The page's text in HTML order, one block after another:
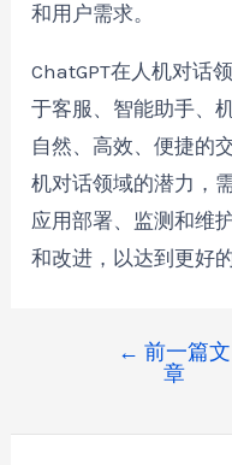
和用户需求。
ChatGPT在人机对话
于客服、智能助手、
自然、高效、便捷的
机对话领域的潜力，
应用部署、监测和维
和改进，以达到更好的
← 前一篇文
章